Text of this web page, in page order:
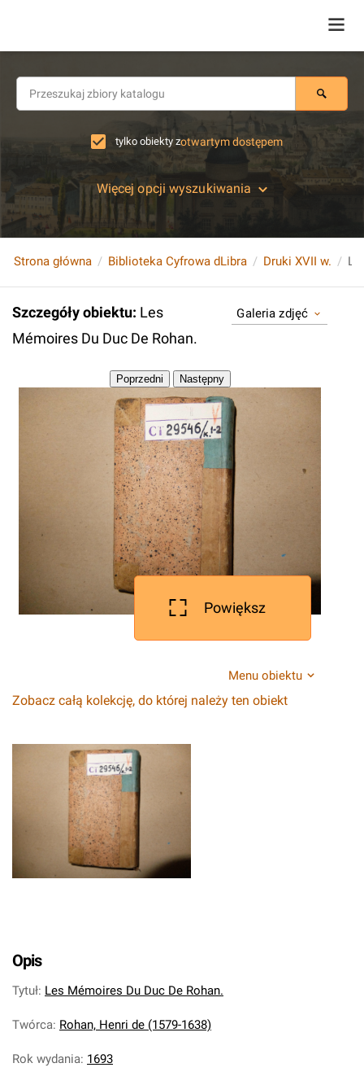
tylko obiekty zotwartym dostępem
Więcej opcji wyszukiwania
Strona główna Biblioteka Cyfrowa dLibra Druki XVII w.
Szczegóły obiektu: Les
Mémoires Du Duc De Rohan.
Galeria zdjęć
Powiększ
Menu obiektu
Zobacz całą kolekcję, do której należy ten obiekt
Opis
Tytuł: Les Mémoires Du Duc De Rohan.
Twórca: Rohan, Henri de (1579-1638)
Rok wydania: 1693